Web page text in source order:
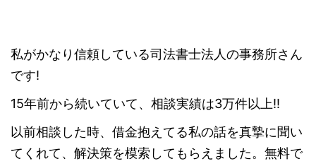
私がかなり信頼している司法書士法人の事務所さん
です!
15年前から続いていて、相談実績は3万件以上!!
以前相談した時、借金抱えてる私の話を真摯に聞い
てくれて、解決策を模索してもらえました。無料で